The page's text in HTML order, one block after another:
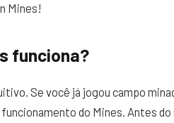
Mines!
funciona?
Se você já jogou campo
do Mines. Antes